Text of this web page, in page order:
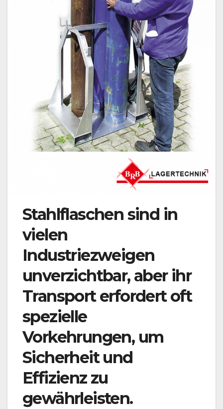
Stahlflaschen sind in
vielen
Industriezweigen
unverzichtbar, aber ihr
Transport erfordert oft
spezielle
Vorkehrungen, um
Sicherheit und
Effizienz zu
gewährleisten.